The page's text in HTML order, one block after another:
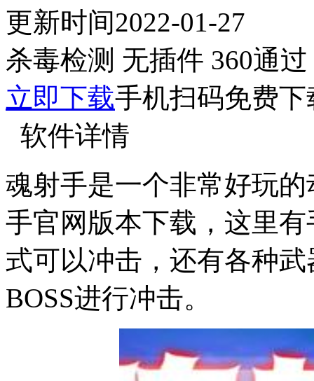
更新时间2022-01-27
杀毒检测 无插件 360通过
立即下载手机扫码免费下
软件详情
魂射手是一个非常好玩
手官网版本下载，这里
式可以冲击，还有各种
BOSS进行冲击。